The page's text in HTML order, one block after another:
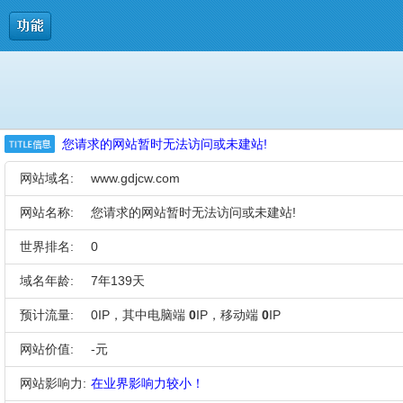
您请求的网站暂时无法访问或未建站!
网站域名: www.gdjcw.com
网站名称: 您请求的网站暂时无法访问或未建站!
世界排名: 0
域名年龄: 7年139天
预计流量: 0IP，其中电脑端 0IP，移动端 0IP
网站价值: -元
网站影响力: 在业界影响力较小！